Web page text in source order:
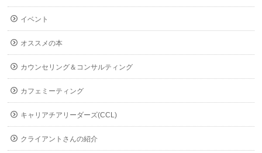
イベント
オススメの本
カウンセリング＆コンサルティング
カフェミーティング
キャリアチアリーダーズ(CCL)
クライアントさんの紹介